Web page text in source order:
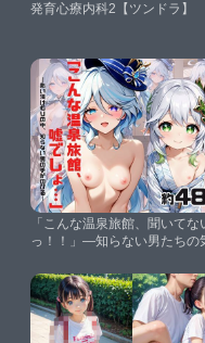
発育心療内科2【ツンドラ】
「こんな温泉旅館、聞いてな
っ！！」―知らない男たちの
―フ○ーナ＆ナ○ーダ編【スタ
エンド】